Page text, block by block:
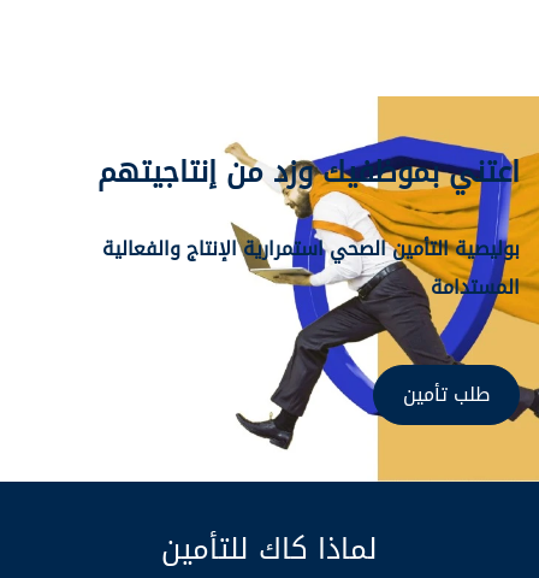
اعتني بموظفيك وزد من إنتاجيتهم
بوليصية التأمين الصحي استمرارية الإنتاج والفعالية
المستدامة
طلب تأمين
لماذا كاك للتأمين